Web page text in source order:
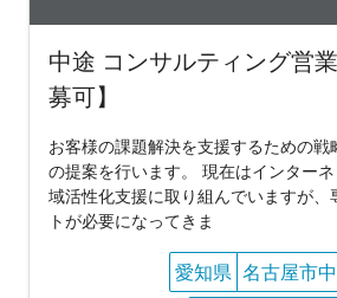
中途 コンサルティング営
募可】
お客様の課題解決を支援するための
の提案を行います。 現在はインター
域活性化支援に取り組んでいますが、
トが必要になってきま
愛知県 名古屋市